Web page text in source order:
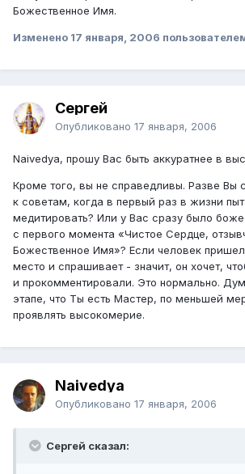
Божественное Имя.
Изменено 17 января, 2006
Сергей
Опубликовано 17 января, 2006
Naivedya, прошу Вас быть аккуратнее в
Кроме того, вы не справедливы. Разве Вы
к советам, когда в первый раз в жизни
медитировать? Или у Вас сразу было
с первого момента «Чистое Сердце,
Божественное Имя»? Если человек
место и спрашивает - значит, он хочет,
и прокомментировали. Это нормально.
этапе, что Ты есть Мастер, по меньшей
проявлять высокомерие.
Naivedya
Опубликовано 17 января, 2006
Сергей сказал: